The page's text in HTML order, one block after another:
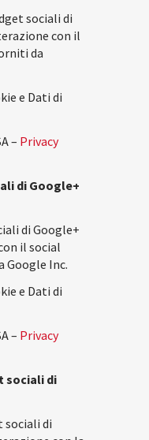
sociali di
con il
da
e Dati di
– Privacy
di Google+
di Google+
il social
Google Inc.
e Dati di
– Privacy
sociali di
sociali di